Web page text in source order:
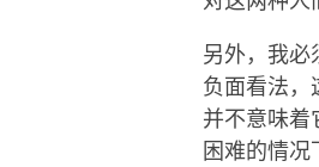
另外，我必
负面看法，
并不意味着
困难的情